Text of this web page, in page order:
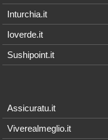
Inturchia.it
Ioverde.it
Sushipoint.it
Assicuratu.it
Viverealmeglio.it